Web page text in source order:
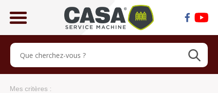
Mes critères :